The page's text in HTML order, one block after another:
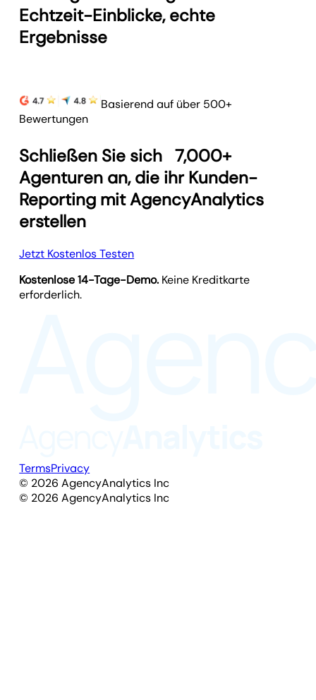
Echtzeit-Einblicke, echte
Ergebnisse
Basierend auf über 500+
Bewertungen
Schließen Sie sich 7,000+
Agenturen an, die ihr Kunden-
Reporting mit AgencyAnalytics
erstellen
Jetzt Kostenlos Testen
Kostenlose 14-Tage-Demo. Keine Kreditkarte
erforderlich.
TermsPrivacy
© 2026 AgencyAnalytics Inc
© 2026 AgencyAnalytics Inc